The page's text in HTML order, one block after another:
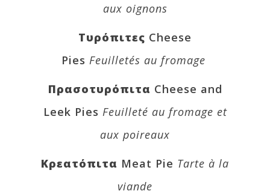
aux oignons
Τυρόπιτες Cheese
Pies Feuilletés au fromage
Πρασοτυρόπιτα Cheese and
Leek Pies Feuilleté au fromage et
aux poireaux
Κρεατόπιτα Meat Pie Tarte à la
viande